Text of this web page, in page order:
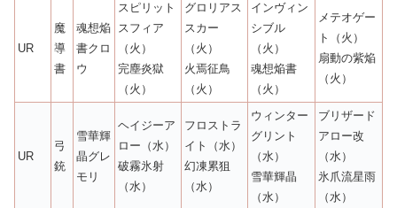
UR
魔
導
書
魂想焔
書クロ
ウ
スピリット
スフィア
（火）
完塵炎獄
（火）
グロリアス
スカー
（火）
火焉征鳥
（火）
インヴィン
シブル
（火）
魂想焔書
（火）
メテオゲー
ト（火）
扇動の紫焔
（火）
UR
弓
銃
雪華輝
晶グレ
モリ
ヘイジーア
ロー（水）
破霧氷射
（水）
フロストラ
イト（水）
幻凍累狙
（水）
ウィンター
グリント
（水）
雪華輝晶
（水）
ブリザード
アロー改
（水）
氷爪流星雨
（水）